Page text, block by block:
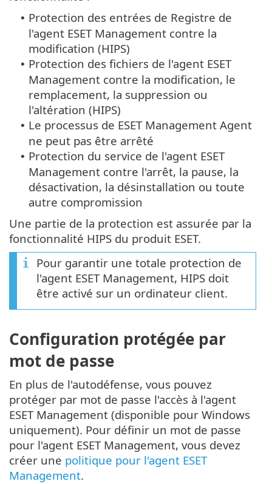
• Protection des entrées de Registre de
l'agent ESET Management contre la
modification (HIPS)
• Protection des fichiers de l'agent ESET
Management contre la modification, le
remplacement, la suppression ou
l'altération (HIPS)
• Le processus de ESET Management Agent
ne peut pas être arrêté
• Protection du service de l'agent ESET
Management contre l'arrêt, la pause, la
désactivation, la désinstallation ou toute
autre compromission
Une partie de la protection est assurée par la
fonctionnalité HIPS du produit ESET.
Pour garantir une totale protection de
l'agent ESET Management, HIPS doit
être activé sur un ordinateur client.
Configuration protégée par
mot de passe
En plus de l'autodéfense, vous pouvez
protéger par mot de passe l'accès à l'agent
ESET Management (disponible pour Windows
uniquement). Pour définir un mot de passe
pour l'agent ESET Management, vous devez
créer une politique pour l'agent ESET
Management.